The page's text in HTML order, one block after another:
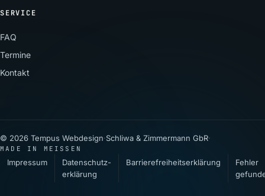
SERVICE
FAQ
Termine
Kontakt
© 2026 Tempus Webdesign·Schliwa & Zimmermann GbR·
MADE IN MEISSEN
Impressum
Datenschutz­
erklärung
Barrierefreiheitserklärung
Fehler